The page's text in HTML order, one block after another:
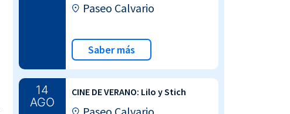
Paseo Calvario
Saber más
14
AGO
CINE DE VERANO: Lilo y Stich